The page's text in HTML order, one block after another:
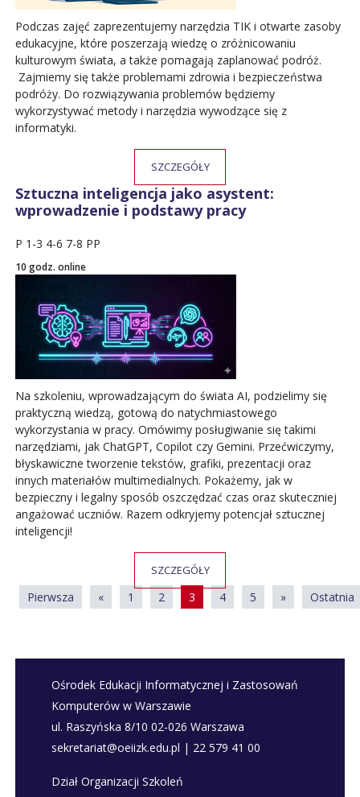
Podczas zajęć zaprezentujemy narzędzia TIK i otwarte zasoby
edukacyjne, które poszerzają wiedzę o zróżnicowaniu
kulturowym świata, a także pomagają zaplanować podróż.
Zajmiemy się także problemami zdrowia i bezpieczeństwa
podróży. Do rozwiązywania problemów będziemy
wykorzystywać metody i narzędzia wywodzące się z
informatyki.
SZCZEGÓŁY
Sztuczna inteligencja jako asystent:
wprowadzenie i podstawy pracy
P 1-3 4-6 7-8 PP
10 godz. online
Na szkoleniu, wprowadzającym do świata AI, podzielimy się
praktyczną wiedzą, gotową do natychmiastowego
wykorzystania w pracy. Omówimy posługiwanie się takimi
narzędziami, jak ChatGPT, Copilot czy Gemini. Przećwiczymy,
błyskawiczne tworzenie tekstów, grafiki, prezentacji oraz
innych materiałów multimedialnych. Pokażemy, jak w
bezpieczny i legalny sposób oszczędzać czas oraz skuteczniej
angażować uczniów. Razem odkryjemy potencjał sztucznej
inteligencji!
SZCZEGÓŁY
Pierwsza « 1 2 3 4 5 » Ostatnia
Ośrodek Edukacji Informatycznej i Zastosowań
Komputerów w Warszawie
ul. Raszyńska 8/10 02-026 Warszawa
sekretariat@oeiizk.edu.pl | 22 579 41 00
Dział Organizacji Szkoleń